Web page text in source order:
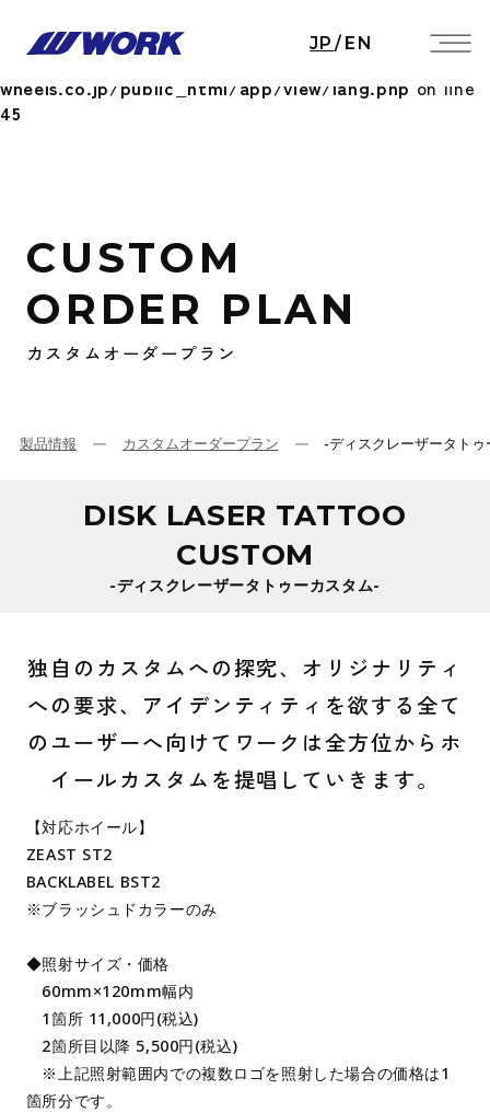
Notice: Undefined index: HTTP_ACCEPT_LANGUAGE
/home/workwheels/work-
wheels.co.jp/public_html/app/view/lang.php on line
45
JP / EN
CUSTOM
ORDER PLAN
カスタムオーダープラン
製品情報 カスタムオーダープラン -ディスクレーザータト
DISK LASER TATTOO
CUSTOM
-ディスクレーザータトゥーカスタム-
独自のカスタムへの探究、オリジナリティ
への要求、アイデンティティを欲する全て
のユーザーへ向けてワークは全方位からホ
イールカスタムを提唱していきます。
【対応ホイール】
ZEAST ST2
BACKLABEL BST2
※ブラッシュドカラーのみ
◆照射サイズ・価格
60mm×120mm幅内
1箇所 11,000円(税込)
2箇所目以降 5,500円(税込)
※上記照射範囲内での複数ロゴを照射した場合の価格は1
箇所分です。